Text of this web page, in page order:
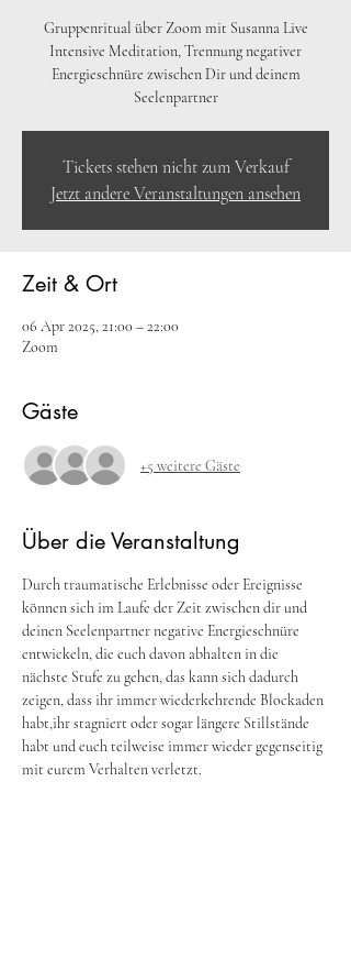
Gruppenritual über Zoom mit Susanna Live
Intensive Meditation, Trennung negativer
Energieschnüre zwischen Dir und deinem
Seelenpartner
Tickets stehen nicht zum Verkauf
Jetzt andere Veranstaltungen ansehen
Zeit & Ort
06 Apr 2025, 21:00 – 22:00
Zoom
Gäste
+5 weitere Gäste
Über die Veranstaltung
Durch traumatische Erlebnisse oder Ereignisse
können sich im Laufe der Zeit zwischen dir und
deinen Seelenpartner negative Energieschnüre
entwickeln, die euch davon abhalten in die
nächste Stufe zu gehen, das kann sich dadurch
zeigen, dass ihr immer wiederkehrende Blockaden
habt,ihr stagniert oder sogar längere Stillstände
habt und euch teilweise immer wieder gegenseitig
mit eurem Verhalten verletzt.